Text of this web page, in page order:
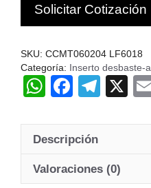
Solicitar Cotización
SKU: CCMT060204 LF6018
Categoría:
Inserto desbaste-
W
at
A
F
c
b
T
e
a
X
Descripción
Valoraciones (0)